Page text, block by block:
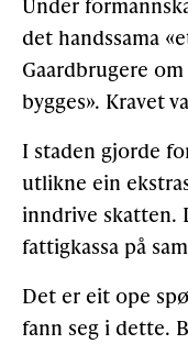
det handssama
Gaardbrugere
bygges». Kravet
I staden gjorde
utlikne ein
inndrive skatten.
fattigkassa på
Det er eit ope
fann seg i dette.